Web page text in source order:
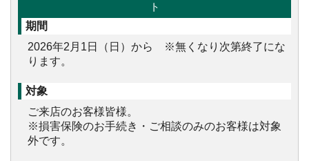
ト
期間
2026年2月1日（日）から ※無くなり次第終了にな
ります。
対象
ご来店のお客様皆様。
※損害保険のお手続き・ご相談のみのお客様は対象
外です。